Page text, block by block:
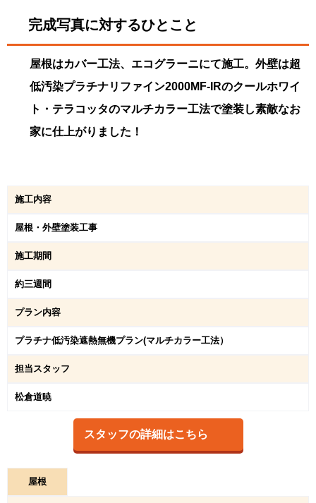
完成写真に対するひとこと
屋根はカバー工法、エコグラーニにて施工。外壁は超
低汚染プラチナリファイン2000MF-IRのクールホワイ
ト・テラコッタのマルチカラー工法で塗装し素敵なお
家に仕上がりました！
施工内容
屋根・外壁塗装工事
施工期間
約三週間
プラン内容
プラチナ低汚染遮熱無機プラン(マルチカラー工法）
担当スタッフ
松倉道暁
スタッフの詳細はこちら
屋根